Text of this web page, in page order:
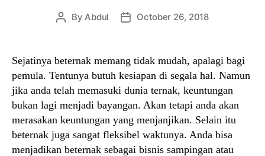
PostByAbdul
PostOctober 26, 2018
Sejatinya beternak memang tidak mudah, apalagi bagi
pemula. Tentunya butuh kesiapan di segala hal. Namun
jika anda telah memasuki dunia ternak, keuntungan
bukan lagi menjadi bayangan. Akan tetapi anda akan
merasakan keuntungan yang menjanjikan. Selain itu
beternak juga sangat fleksibel waktunya. Anda bisa
menjadikan beternak sebagai bisnis sampingan atau